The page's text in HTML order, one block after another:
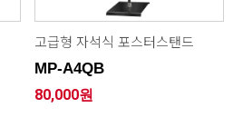
고급형 자석식 포스터스탠드
MP-A4QB
80,000원